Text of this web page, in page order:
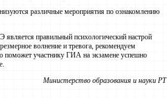
различные мероприятия по ознакомлению
правильный психологический настрой
волнение и тревога, рекомендуем
поможет участнику ГИА на экзамене успешно
Министерство образования и науки РТ